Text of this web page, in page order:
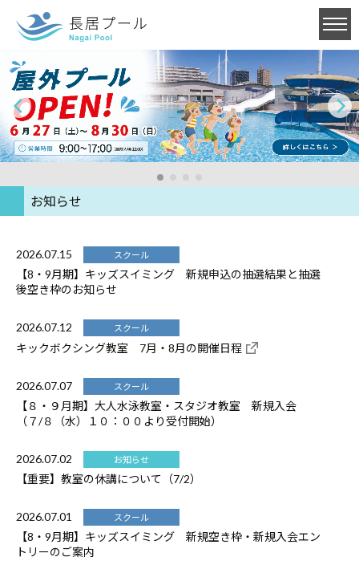
お知らせ
2026.07.15 スクール
【8・9月期】キッズスイミング 新規申込の抽選結果と抽選
後空き枠のお知らせ
2026.07.12 スクール
キックボクシング教室 7月・8月の開催日程
2026.07.07 スクール
【８・９月期】大人水泳教室・スタジオ教室 新規入会
（７/８（水）１０：００より受付開始）
2026.07.02 お知らせ
【重要】教室の休講について（7/2）
2026.07.01 スクール
【8・9月期】キッズスイミング 新規空き枠・新規入会エン
トリーのご案内